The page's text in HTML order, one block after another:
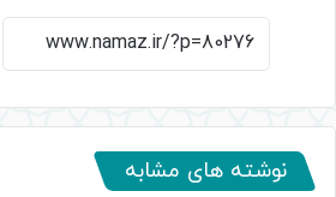
نوشته های مشابه